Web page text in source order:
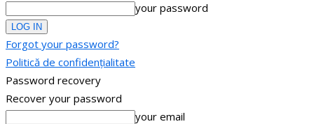
your password
Forgot your password?
Politică de confidențialitate
Password recovery
Recover your password
your email